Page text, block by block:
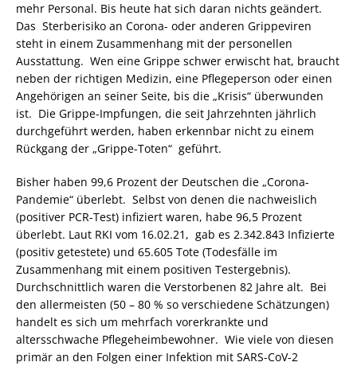
mehr Personal. Bis heute hat sich daran nichts geändert.
Das Sterberisiko an Corona- oder anderen Grippeviren
steht in einem Zusammenhang mit der personellen
Ausstattung. Wen eine Grippe schwer erwischt hat, braucht
neben der richtigen Medizin, eine Pflegeperson oder einen
Angehörigen an seiner Seite, bis die „Krisis“ überwunden
ist. Die Grippe-Impfungen, die seit Jahrzehnten jährlich
durchgeführt werden, haben erkennbar nicht zu einem
Rückgang der „Grippe-Toten“ geführt.
Bisher haben 99,6 Prozent der Deutschen die „Corona-
Pandemie“ überlebt. Selbst von denen die nachweislich
(positiver PCR-Test) infiziert waren, habe 96,5 Prozent
überlebt. Laut RKI vom 16.02.21, gab es 2.342.843 Infizierte
(positiv getestete) und 65.605 Tote (Todesfälle im
Zusammenhang mit einem positiven Testergebnis).
Durchschnittlich waren die Verstorbenen 82 Jahre alt. Bei
den allermeisten (50 – 80 % so verschiedene Schätzungen)
handelt es sich um mehrfach vorerkrankte und
altersschwache Pflegeheimbewohner. Wie viele von diesen
primär an den Folgen einer Infektion mit SARS-CoV-2